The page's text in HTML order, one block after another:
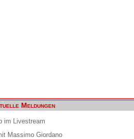
Meldungen
im Livestream
Massimo Giordano